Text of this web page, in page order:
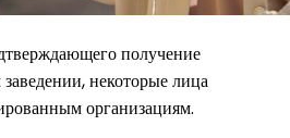
получение
некоторые лица
организациям.